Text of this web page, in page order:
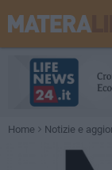
Home Notizie e